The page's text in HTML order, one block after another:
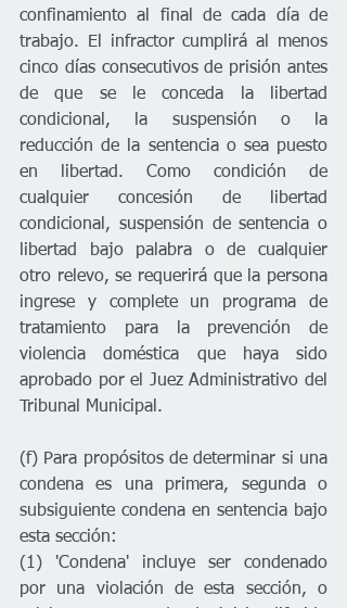
confinamiento al final de cada día de
trabajo. El infractor cumplirá al menos
cinco días consecutivos de prisión antes
de que se le conceda la libertad
condicional, la suspensión o la
reducción de la sentencia o sea puesto
en libertad. Como condición de
cualquier concesión de libertad
condicional, suspensión de sentencia o
libertad bajo palabra o de cualquier
otro relevo, se requerirá que la persona
ingrese y complete un programa de
tratamiento para la prevención de
violencia doméstica que haya sido
aprobado por el Juez Administrativo del
Tribunal Municipal.
(f) Para propósitos de determinar si una
condena es una primera, segunda o
subsiguiente condena en sentencia bajo
esta sección:
(1) 'Condena' incluye ser condenado
por una violación de esta sección, o